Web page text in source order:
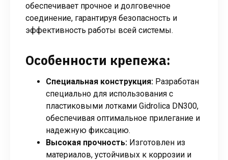
обеспечивает прочное и долговечное
соединение, гарантируя безопасность и
эффективность работы всей системы.
Особенности крепежа:
Специальная конструкция: Разработан
специально для использования с
пластиковыми лотками Gidrolica DN300,
обеспечивая оптимальное прилегание и
надежную фиксацию.
Высокая прочность: Изготовлен из
материалов, устойчивых к коррозии и